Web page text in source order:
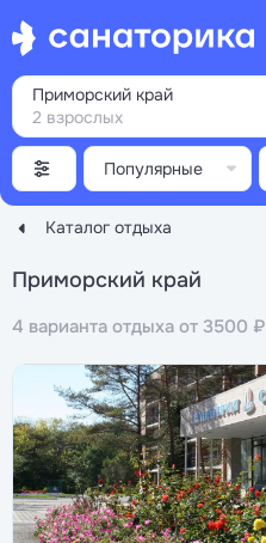
Каталог отдыха
Приморский край
2 взрослых
Приморский край
4 варианта отдыха от 3500 ₽
Популярные